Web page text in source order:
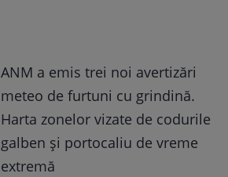
ANM a emis trei noi avertizări
meteo de furtuni cu grindină.
Harta zonelor vizate de codurile
galben și portocaliu de vreme
extremă